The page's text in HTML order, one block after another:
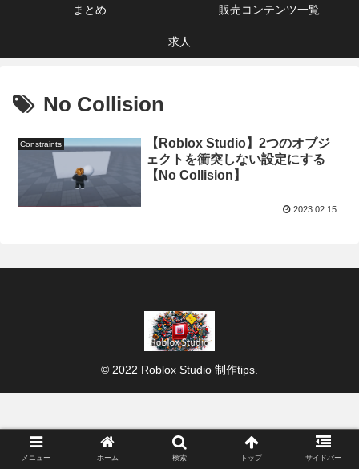
まとめ 販売コンテンツ一覧
求人
No Collision
Constraints
【Roblox Studio】2つのオブジ
ェクトを衝突しない設定にする
【No Collision】
2023.02.15
© 2022 Roblox Studio 制作tips.
メニュー ホーム 検索 トップ サイドバー